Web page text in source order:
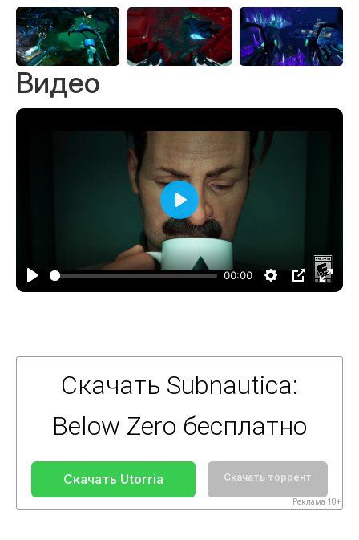
Видео
00:00
Воспроизвести
Скачать Subnautica:
Below Zero бесплатно
Скачать Utorria Скачать торрент
Реклама 18+